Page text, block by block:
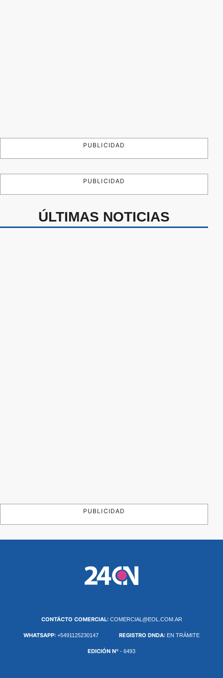
PUBLICIDAD
PUBLICIDAD
ÚLTIMAS NOTICIAS
PUBLICIDAD
CONTÁCTO COMERCIAL: COMERCIAL@EOL.COM.AR
WHATSAPP: +5491125230147 REGISTRO DNDA: EN TRÁMITE
EDICIÓN Nº - 6493